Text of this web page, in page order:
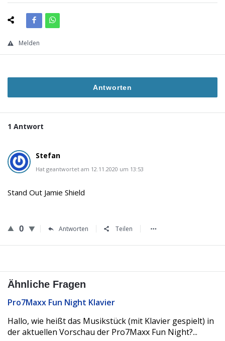
Melden
Antworten
1 Antwort
Stefan
Hat geantwortet am 12.11.2020 um 13:53
Stand Out Jamie Shield
0 Antworten Teilen
Ähnliche Fragen
Pro7Maxx Fun Night Klavier
Hallo, wie heißt das Musikstück (mit Klavier gespielt) in
der aktuellen Vorschau der Pro7Maxx Fun Night?...